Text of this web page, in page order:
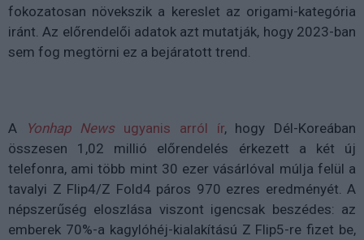
fokozatosan növekszik a kereslet az origami-kategória
iránt. Az előrendelői adatok azt mutatják, hogy 2023-ban
sem fog megtörni ez a bejáratott trend.
A Yonhap News ugyanis arról ír, hogy Dél-Koreában
összesen 1,02 millió előrendelés érkezett a két új
telefonra, ami több mint 30 ezer vásárlóval múlja felül a
tavalyi Z Flip4/Z Fold4 páros 970 ezres eredményét. A
népszerűség eloszlása viszont igencsak beszédes: az
emberek 70%-a kagylóhéj-kialakítású Z Flip5-re fizet be,